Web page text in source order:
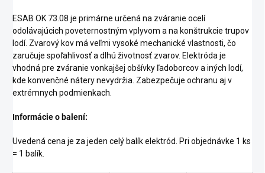
ESAB OK 73.08 je primárne určená na zváranie ocelí
odolávajúcich poveternostným vplyvom a na konštrukcie trupov
lodí. Zvarový kov má veľmi vysoké mechanické vlastnosti, čo
zaručuje spoľahlivosť a dlhú životnosť zvarov. Elektróda je
vhodná pre zváranie vonkajšej obšívky ľadoborcov a iných lodí,
kde konvenčné nátery nevydržia. Zabezpečuje ochranu aj v
extrémnych podmienkach.
Informácie o balení:
Uvedená cena je za jeden celý balík elektród. Pri objednávke 1 ks
= 1 balík.